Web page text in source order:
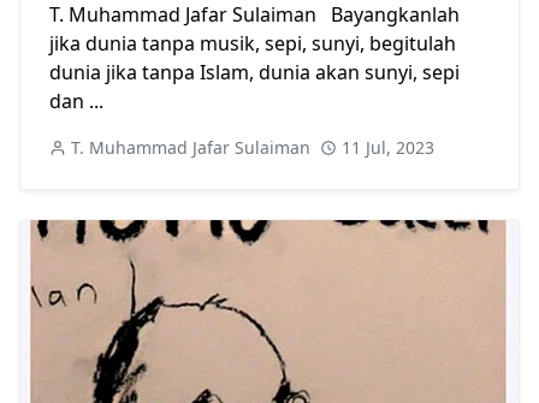
T. Muhammad Jafar Sulaiman Bayangkanlah
jika dunia tanpa musik, sepi, sunyi, begitulah
dunia jika tanpa Islam, dunia akan sunyi, sepi
dan ...
T. Muhammad Jafar Sulaiman 11 Jul, 2023